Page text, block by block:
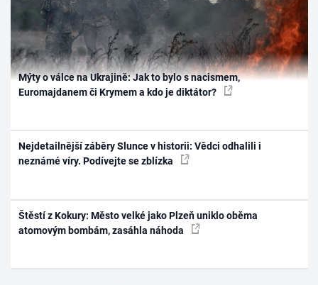
Mýty o válce na Ukrajině: Jak to bylo s nacismem,
Euromajdanem či Krymem a kdo je diktátor?
Nejdetailnější záběry Slunce v historii: Vědci odhalili i
neznámé víry. Podívejte se zblízka
Štěstí z Kokury: Město velké jako Plzeň uniklo oběma
atomovým bombám, zasáhla náhoda